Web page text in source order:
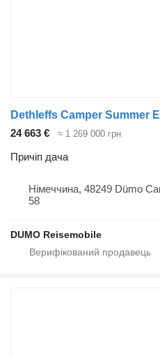
Dethleffs Camper Summer
24 663 €
≈ 1 269 000 грн
Причіп дача
Німеччина, 48249 Dümo Caravans (Gausepatt) Gausepatt
58
DUMO Reisemobile